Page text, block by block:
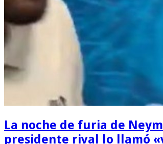
La noche de furia de
presidente rival lo llamó